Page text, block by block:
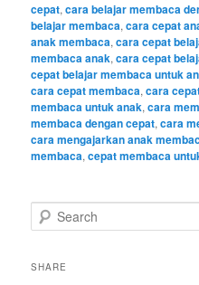
cepat,cara belajar membaca
belajar membaca,cara cepat
anak membaca,cara cepat
membaca anak,cara cepat
cepat belajar membaca untuk
cara cepat membaca,cara
membaca untuk anak,cara
membaca dengan cepat,cara
cara mengajarkan anak
membaca,cepat membaca
e
rSHARE